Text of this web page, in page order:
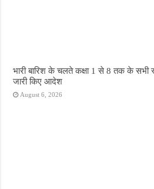
भारी बारिश के चलते कक्षा 1 से 8 तक के
जारी किए आदेश
August 6, 2026